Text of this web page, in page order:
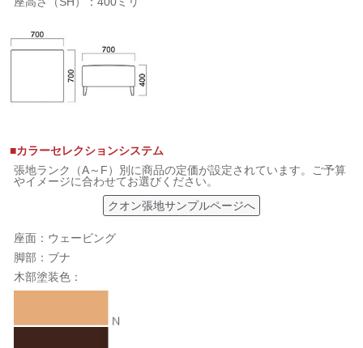
■カラーセレクションシステム
張地ランク（A～F）別に商品の定価が設定されています。ご予算
やイメージに合わせてお選びください。
クオン張地サンプルページへ
座面：ウェービング
脚部：ブナ
木部塗装色：